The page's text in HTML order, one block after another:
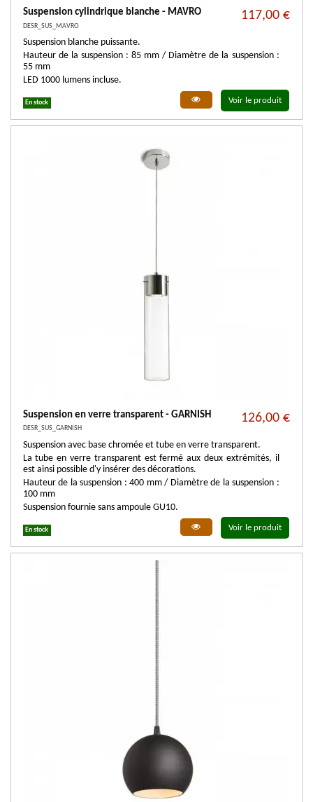
Suspension cylindrique blanche - MAVRO
DESR_SUS_MAVRO
117,00 €
Suspension blanche puissante.
Hauteur de la suspension : 85 mm / Diamètre de la suspension :
55 mm
LED 1000 lumens incluse.
En stock Voir le produit
Suspension en verre transparent - GARNISH
DESR_SUS_GARNISH
126,00 €
Suspension avec base chromée et tube en verre transparent.
La tube en verre transparent est fermé aux deux extrémités, il
est ainsi possible d'y insérer des décorations.
Hauteur de la suspension : 400 mm / Diamètre de la suspension :
100 mm
Suspension fournie sans ampoule GU10.
En stock Voir le produit